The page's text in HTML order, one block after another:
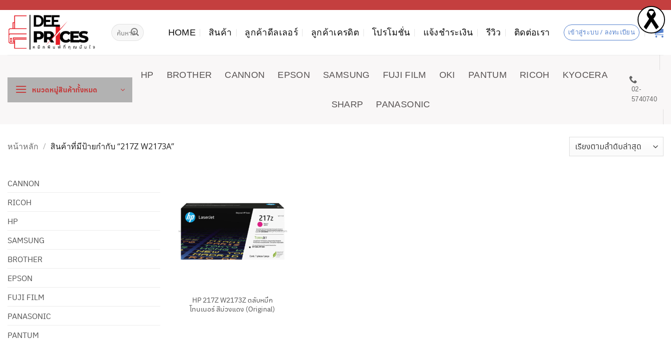
เนื้อหา
ค้นหา: HOME สินค้า ลูกค้าดีลเลอร์ ลูกค้าเครดิต โปรโมชั่น แจ้งชำระเงิน รีวิว ติดต่อเรา เข้าสู่ระบบ / ลงทะเบียน
หมวดหมู่สินค้าทั้งหมด
HP BROTHER CANNON EPSON SAMSUNG FUJI FILM OKI PANTUM RICOH KYOCERA
SHARP PANASONIC
02-
5740740
หน้าหลัก / สินค้าที่มีป้ายกำกับ “217Z W2173A”
CANNON
RICOH
HP
SAMSUNG
BROTHER
EPSON
FUJI FILM
PANASONIC
PANTUM
HP 217Z W2173Z ตลับหมึก
โทนเนอร์ สีม่วงแดง (Original)